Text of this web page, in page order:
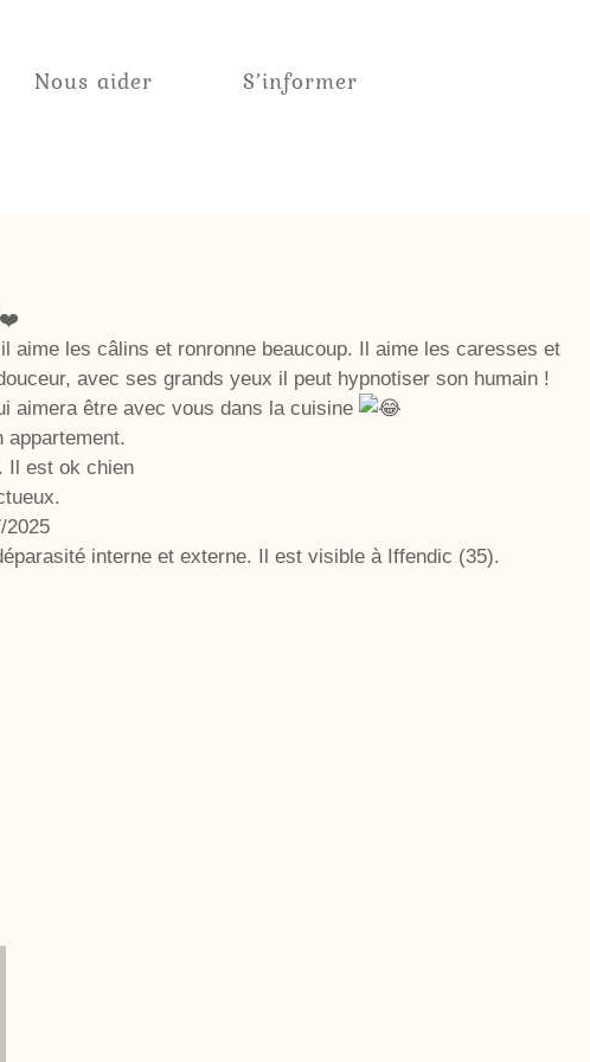
Nous aider S’informer
aime les câlins et ronronne beaucoup. Il aime les caresses et
avec ses grands yeux il peut hypnotiser son humain !
aimera être avec vous dans la cuisine
appartement.
Il est ok chien
2025
interne et externe. Il est visible à Iffendic (35).